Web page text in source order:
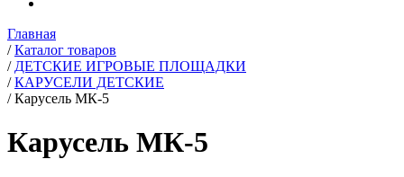
Главная
/ Каталог товаров
/ ДЕТСКИЕ ИГРОВЫЕ ПЛОЩАДКИ
/ КАРУСЕЛИ ДЕТСКИЕ
/ Карусель МК-5
Карусель МК-5